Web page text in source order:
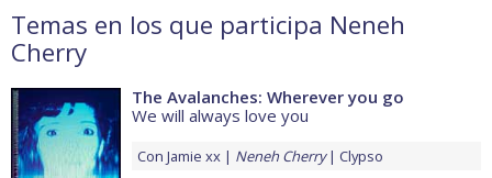
Temas en los que participa Neneh
Cherry
The Avalanches: Wherever you go
We will always love you
Con Jamie xx Neneh Cherry Clypso